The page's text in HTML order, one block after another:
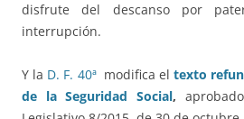
disfrute del descanso por
interrupción.
Y la D. F. 40ªmodifica eltexto
de la Seguridad Social,